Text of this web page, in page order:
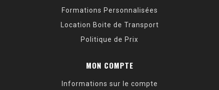
Formations Personnalisées
Location Boite de Transport
Politique de Prix
MON COMPTE
Informations sur le compte